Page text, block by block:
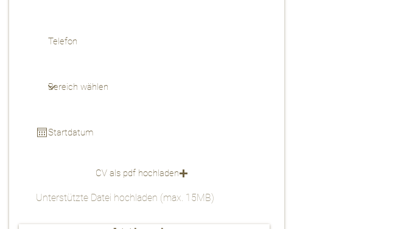
CV als pdf hochladen
Unterstützte Datei hochladen (max. 15MB)